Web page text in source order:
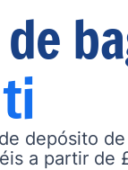
depósito
a partir de